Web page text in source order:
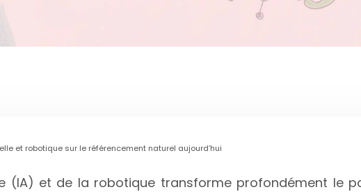
et robotique sur le référencement naturel aujourd’hui
(IA) et de la robotique transforme profondément le